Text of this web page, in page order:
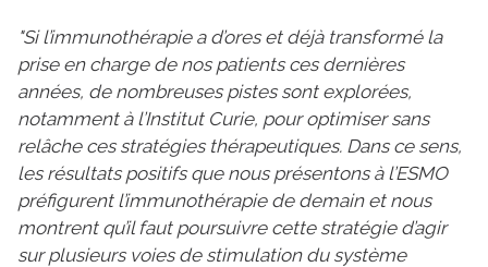
"Si l’immunothérapie a d’ores et déjà transformé la
prise en charge de nos patients ces dernières
années, de nombreuses pistes sont explorées,
notamment à l’Institut Curie, pour optimiser sans
relâche ces stratégies thérapeutiques. Dans ce sens,
les résultats positifs que nous présentons à l’ESMO
préfigurent l’immunothérapie de demain et nous
montrent qu’il faut poursuivre cette stratégie d’agir
sur plusieurs voies de stimulation du système